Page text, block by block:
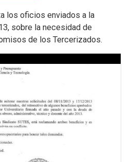
los oficios enviados a la
sobre la necesidad de
de los Tercerizados.